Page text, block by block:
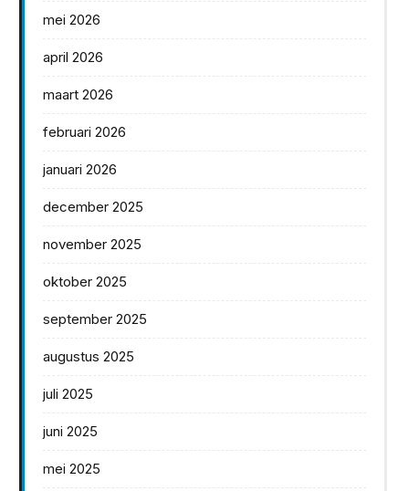
mei 2026
april 2026
maart 2026
februari 2026
januari 2026
december 2025
november 2025
oktober 2025
september 2025
augustus 2025
juli 2025
juni 2025
mei 2025